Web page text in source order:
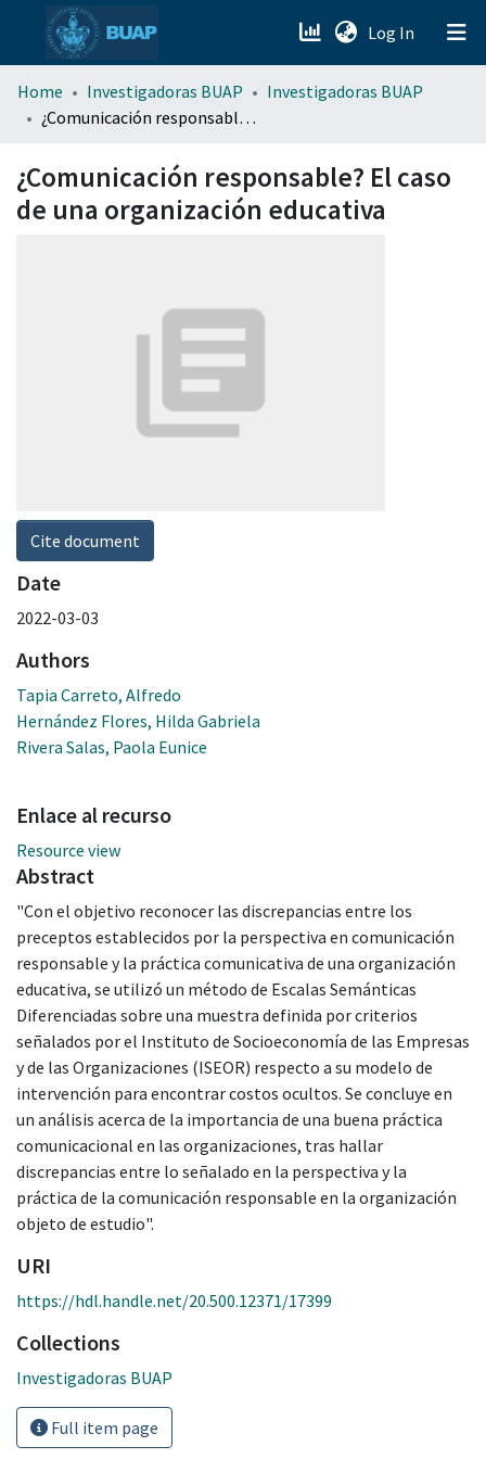
Log In (current)
menu.section.about_menu
Home Investigadoras BUAP
Investigadoras BUAP
¿Comunicación responsable? El caso de una organización educativa
¿Comunicación responsable? El caso
de una organización educativa
Cite document
Date
2022-03-03
Authors
Tapia Carreto, Alfredo
Hernández Flores, Hilda Gabriela
Rivera Salas, Paola Eunice
Enlace al recurso
Resource view
Abstract
"Con el objetivo reconocer las discrepancias entre los
preceptos establecidos por la perspectiva en comunicación
responsable y la práctica comunicativa de una organización
educativa, se utilizó un método de Escalas Semánticas
Diferenciadas sobre una muestra definida por criterios
señalados por el Instituto de Socioeconomía de las Empresas
y de las Organizaciones (ISEOR) respecto a su modelo de
intervención para encontrar costos ocultos. Se concluye en
un análisis acerca de la importancia de una buena práctica
comunicacional en las organizaciones, tras hallar
discrepancias entre lo señalado en la perspectiva y la
práctica de la comunicación responsable en la organización
objeto de estudio".
URI
https://hdl.handle.net/20.500.12371/17399
Collections
Investigadoras BUAP
Full item page